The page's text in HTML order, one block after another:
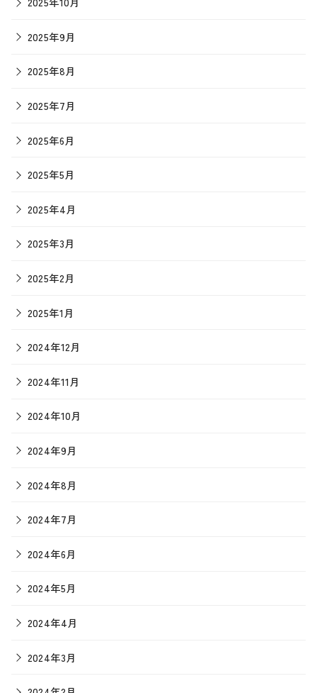
2025年9月
2025年8月
2025年7月
2025年6月
2025年5月
2025年4月
2025年3月
2025年2月
2025年1月
2024年12月
2024年11月
2024年10月
2024年9月
2024年8月
2024年7月
2024年6月
2024年5月
2024年4月
2024年3月